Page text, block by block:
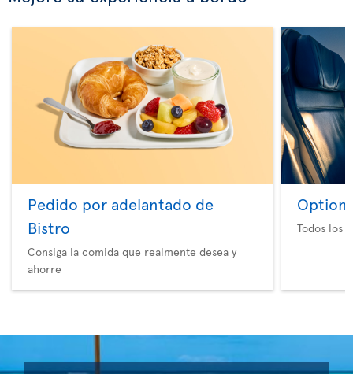
Pedido por adelantado de
Bistro
Consiga la comida que realmente desea y
ahorre
Option
Todos los